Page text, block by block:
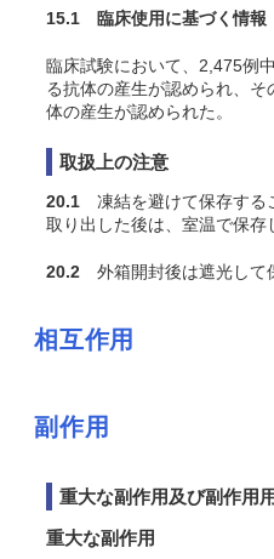
15.1 臨床使用に基づく情報
臨床試験において、2,475例
る抗体の産生が認められ、
体の産生が認められた。
取扱上の注意
20.1 凍結を避けて保存する
取り出した後は、室温で保存
20.2 外箱開封後は遮光して
相互作用
副作用
重大な副作用及び副作用
重大な副作用